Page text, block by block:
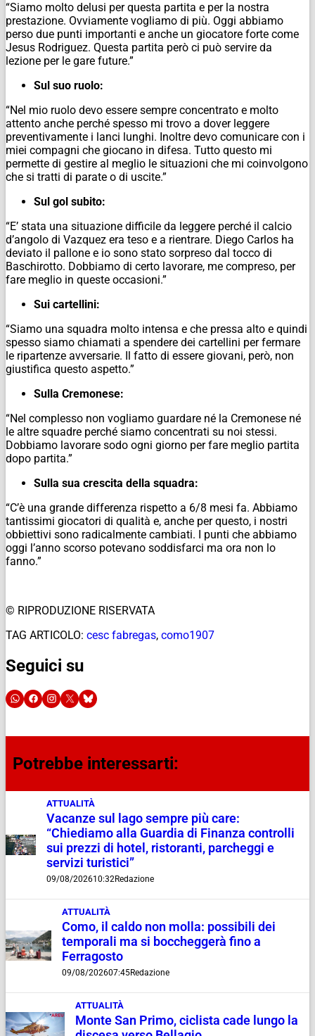
“Siamo molto delusi per questa partita e per la nostra
prestazione. Ovviamente vogliamo di più. Oggi abbiamo
perso due punti importanti e anche un giocatore forte come
Jesus Rodriguez. Questa partita però ci può servire da
lezione per le gare future.”
Sul suo ruolo:
“Nel mio ruolo devo essere sempre concentrato e molto
attento anche perché spesso mi trovo a dover leggere
preventivamente i lanci lunghi. Inoltre devo comunicare con i
miei compagni che giocano in difesa. Tutto questo mi
permette di gestire al meglio le situazioni che mi coinvolgono
che si tratti di parate o di uscite.”
Sul gol subito:
“E’ stata una situazione difficile da leggere perché il calcio
d’angolo di Vazquez era teso e a rientrare. Diego Carlos ha
deviato il pallone e io sono stato sorpreso dal tocco di
Baschirotto. Dobbiamo di certo lavorare, me compreso, per
fare meglio in queste occasioni.”
Sui cartellini:
“Siamo una squadra molto intensa e che pressa alto e quindi
spesso siamo chiamati a spendere dei cartellini per fermare
le ripartenze avversarie. Il fatto di essere giovani, però, non
giustifica questo aspetto.”
Sulla Cremonese:
“Nel complesso non vogliamo guardare né la Cremonese né
le altre squadre perché siamo concentrati su noi stessi.
Dobbiamo lavorare sodo ogni giorno per fare meglio partita
dopo partita.”
Sulla sua crescita della squadra:
“C’è una grande differenza rispetto a 6/8 mesi fa. Abbiamo
tantissimi giocatori di qualità e, anche per questo, i nostri
obbiettivi sono radicalmente cambiati. I punti che abbiamo
oggi l’anno scorso potevano soddisfarci ma ora non lo
fanno.”
© RIPRODUZIONE RISERVATA
TAG ARTICOLO: cesc fabregas, como1907
Seguici su
Potrebbe interessarti:
ATTUALITÀ
Vacanze sul lago sempre più care:
“Chiediamo alla Guardia di Finanza controlli
sui prezzi di hotel, ristoranti, parcheggi e
servizi turistici”
09/08/202610:32Redazione
ATTUALITÀ
Como, il caldo non molla: possibili dei
temporali ma si boccheggerà fino a
Ferragosto
09/08/202607:45Redazione
ATTUALITÀ
Monte San Primo, ciclista cade lungo la